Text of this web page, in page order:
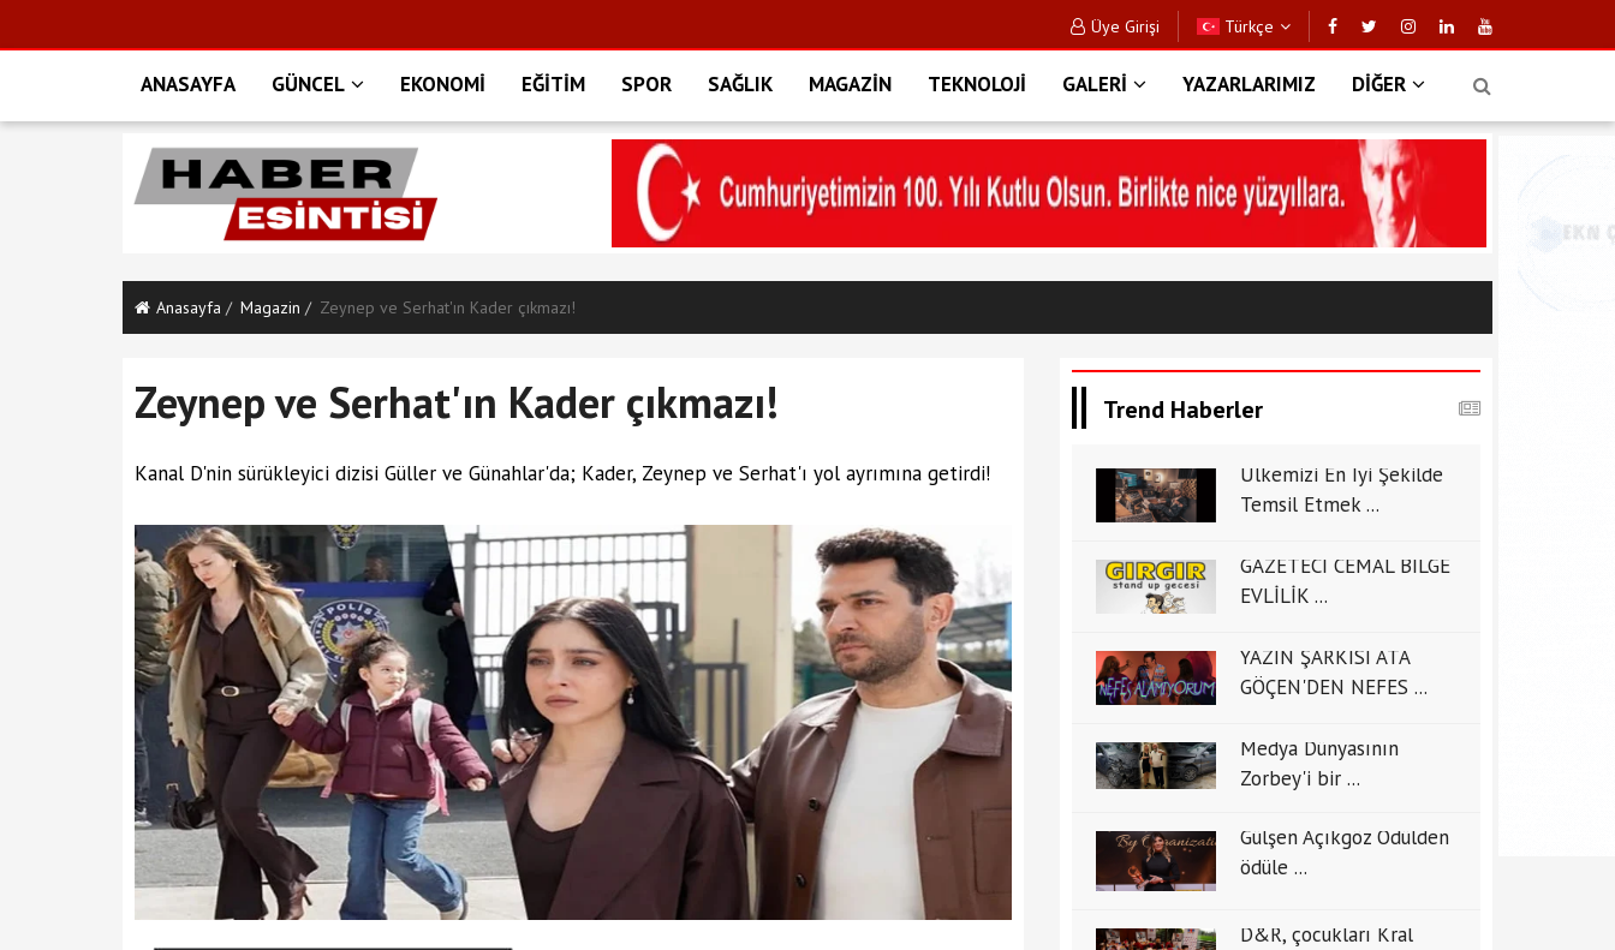
Üye Girişi Türkçe
ANASAYFA GÜNCEL EKONOMİ EĞİTİM SPOR SAĞLIK MAGAZİN TEKNOLOJİ GALERİ YAZARLARIMIZ DİĞER
Anasayfa Magazin Zeynep ve Serhat'ın Kader çıkmazı!
Zeynep ve Serhat'ın Kader çıkmazı!
Kanal D'nin sürükleyici dizisi Güller ve Günahlar'da; Kader, Zeynep ve Serhat'ı yol ayrımına getirdi!
Trend Haberler
Ülkemizi En İyi Şekilde
Temsil Etmek ...
GAZETECİ CEMAL BİLGE
EVLİLİK ...
YAZIN ŞARKISI ATA
GÖÇEN'DEN NEFES ...
Medya Dünyasının
Zorbey'i bir ...
Gülşen Açıkgöz Ödülden
ödüle ...
D&R, çocukları Kral